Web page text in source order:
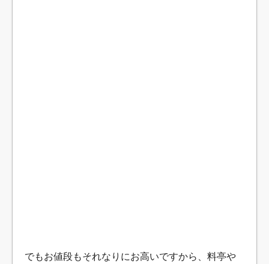
でもお値段もそれなりにお高いですから、料亭や